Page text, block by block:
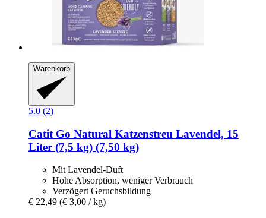
Warenkorb
5.0 (2)
Catit Go Natural Katzenstreu Lavendel, 15
Liter (7,5 kg) (7,50 kg)
Mit Lavendel-Duft
Hohe Absorption, weniger Verbrauch
Verzögert Geruchsbildung
€ 22,49 (€ 3,00 / kg)